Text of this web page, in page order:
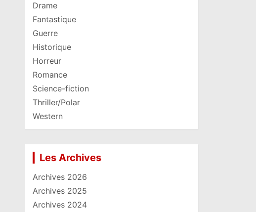
Drame
Fantastique
Guerre
Historique
Horreur
Romance
Science-fiction
Thriller/Polar
Western
Les Archives
Archives 2026
Archives 2025
Archives 2024